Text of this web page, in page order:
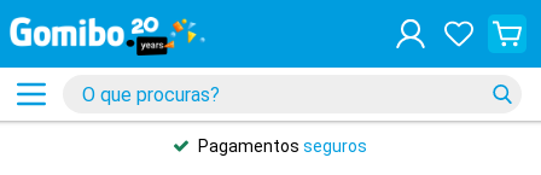
Pagamentos seguros